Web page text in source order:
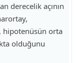
derecelik açının
hipotenüsün orta
olduğunu